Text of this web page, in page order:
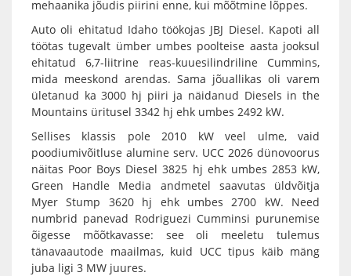
mehaanika jõudis piirini enne, kui mõõtmine lõppes.
Auto oli ehitatud Idaho töökojas JBJ Diesel. Kapoti all
töötas tugevalt ümber umbes poolteise aasta jooksul
ehitatud 6,7-liitrine reas-kuuesilindriline Cummins,
mida meeskond arendas. Sama jõuallikas oli varem
ületanud ka 3000 hj piiri ja näidanud Diesels in the
Mountains üritusel 3342 hj ehk umbes 2492 kW.
Sellises klassis pole 2010 kW veel ulme, vaid
poodiumivõitluse alumine serv. UCC 2026 dünovoorus
näitas Poor Boys Diesel 3825 hj ehk umbes 2853 kW,
Green Handle Media andmetel saavutas üldvõitja
Myer Stump 3620 hj ehk umbes 2700 kW. Need
numbrid panevad Rodriguezi Cumminsi purunemise
õigesse mõõtkavasse: see oli meeletu tulemus
tänavaautode maailmas, kuid UCC tipus käib mäng
juba ligi 3 MW juures.